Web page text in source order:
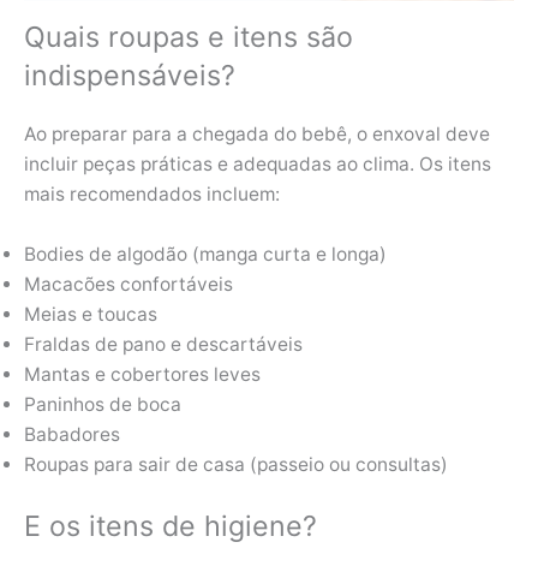
Quais roupas e itens são
indispensáveis?
Ao preparar para a chegada do bebê, o enxoval deve
incluir peças práticas e adequadas ao clima. Os itens
mais recomendados incluem:
Bodies de algodão (manga curta e longa)
Macacões confortáveis
Meias e toucas
Fraldas de pano e descartáveis
Mantas e cobertores leves
Paninhos de boca
Babadores
Roupas para sair de casa (passeio ou consultas)
E os itens de higiene?